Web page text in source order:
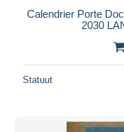
Calendrier Porte
2030
Statuut